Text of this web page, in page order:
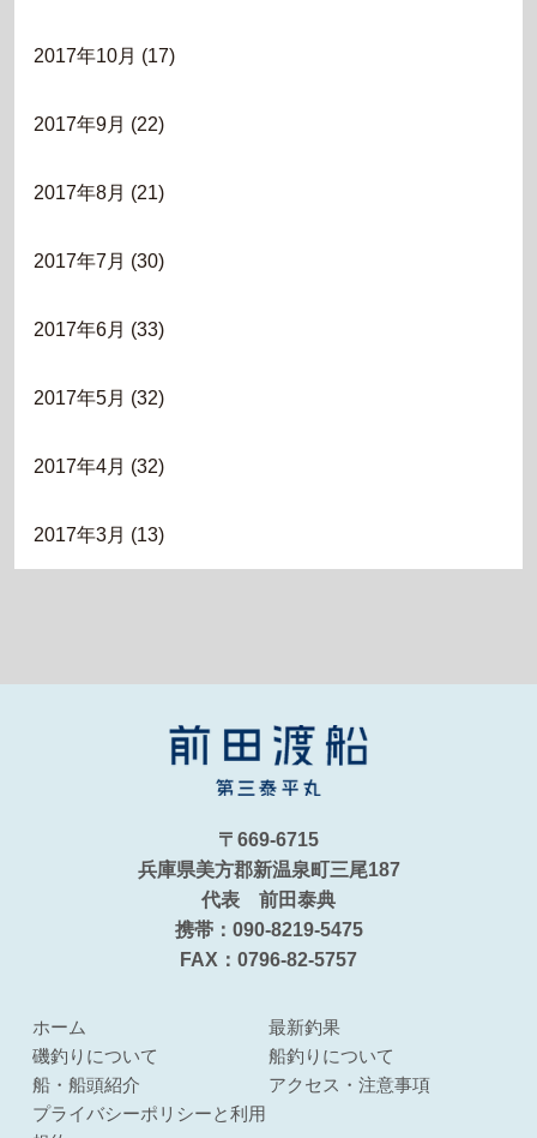
2017年10月 (17)
2017年9月 (22)
2017年8月 (21)
2017年7月 (30)
2017年6月 (33)
2017年5月 (32)
2017年4月 (32)
2017年3月 (13)
〒669-6715
兵庫県美方郡新温泉町三尾187
代表 前田泰典
携帯：090-8219-5475
FAX：0796-82-5757
ホーム
最新釣果
磯釣りについて
船釣りについて
船・船頭紹介
アクセス・注意事項
プライバシーポリシーと利用